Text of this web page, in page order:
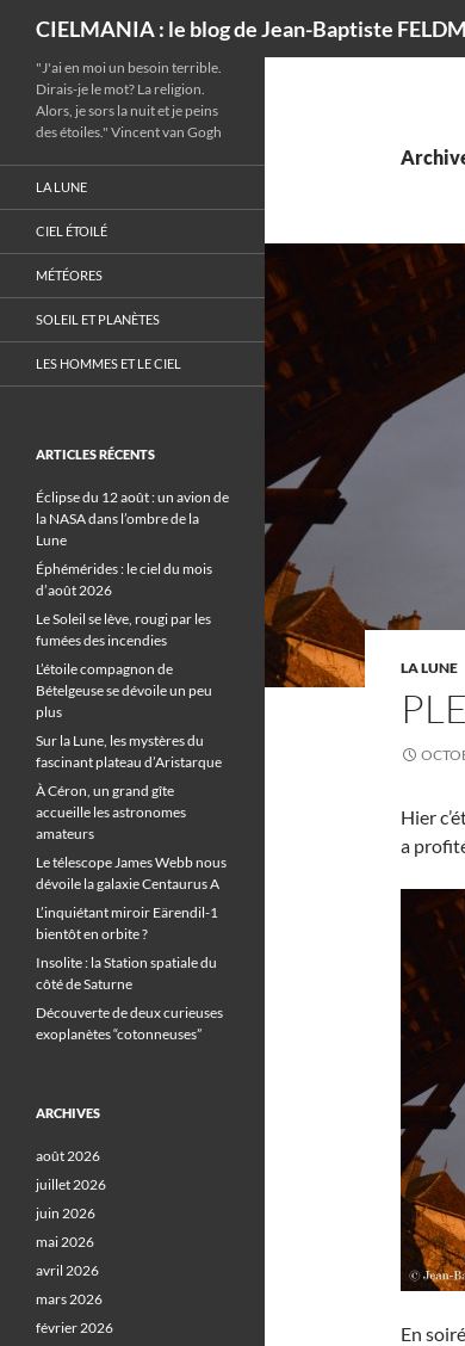
CIELMANIA : le blog de Jean-Baptiste
LA LUNE
Hier
a
En
"J'ai en moi un besoin terrible.
Dirais-je le mot? La religion.
Alors, je sors la nuit et je peins
des étoiles." Vincent van Gogh
LA LUNE
CIEL ÉTOILÉ
MÉTÉORES
SOLEIL ET PLANÈTES
LES HOMMES ET LE CIEL
ARTICLES RÉCENTS
Éclipse du 12 août : un avion de
la NASA dans l’ombre de la
Lune
Éphémérides : le ciel du mois
d’août 2026
Le Soleil se lève, rougi par les
fumées des incendies
L’étoile compagnon de
Bételgeuse se dévoile un peu
plus
Sur la Lune, les mystères du
fascinant plateau d’Aristarque
À Céron, un grand gîte
accueille les astronomes
amateurs
Le télescope James Webb nous
dévoile la galaxie Centaurus A
L’inquiétant miroir Eärendil-1
bientôt en orbite ?
Insolite : la Station spatiale du
côté de Saturne
Découverte de deux curieuses
exoplanètes “cotonneuses”
ARCHIVES
août 2026
juillet 2026
juin 2026
mai 2026
avril 2026
mars 2026
février 2026